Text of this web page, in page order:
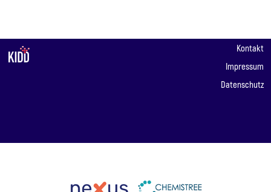
Kontakt
Impressum
Datenschutz